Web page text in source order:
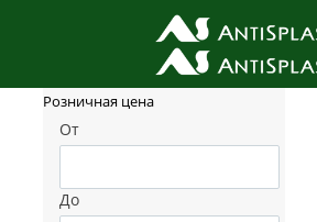
Фильтр товаров
Розничная цена
От
До